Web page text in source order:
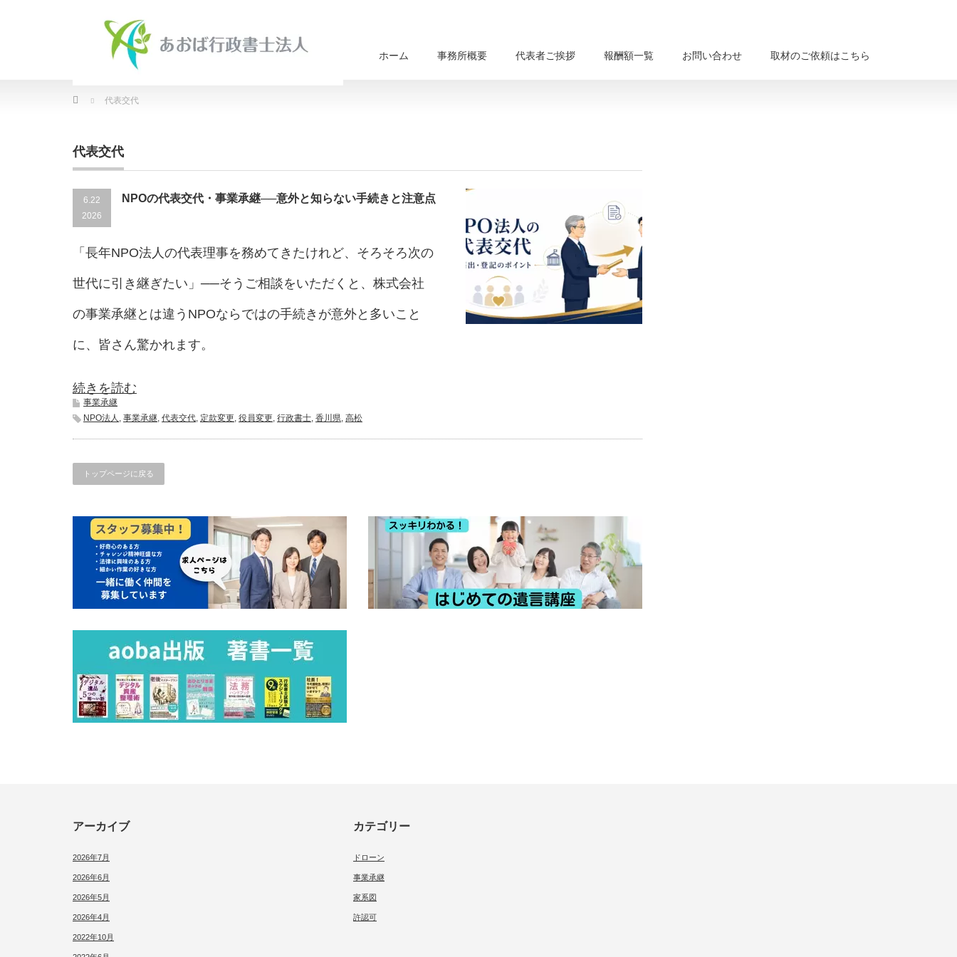
ホーム 事務所概要 代表者ご挨拶 報酬額一覧 お問い合わせ 取材のご依頼はこちら
Home 代表交代
代表交代
6.22
2026
NPOの代表交代・事業承継──意外と知らない手続きと注意点
「長年NPO法人の代表理事を務めてきたけれど、そろそろ次の
世代に引き継ぎたい」──そうご相談をいただくと、株式会社
の事業承継とは違うNPOならではの手続きが意外と多いこと
に、皆さん驚かれます。
続きを読む
事業承継
NPO法人 , 事業承継, 代表交代, 定款変更, 役員変更, 行政書士, 香川県, 高松
トップページに戻る
アーカイブ
2026年7月
2026年6月
2026年5月
2026年4月
2022年10月
カテゴリー
ドローン
事業承継
家系図
許認可